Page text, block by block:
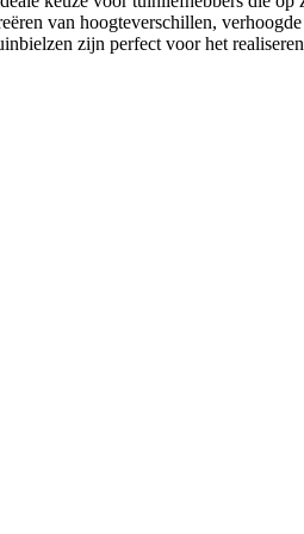
van hoogteverschillen,
zijn perfect voor het